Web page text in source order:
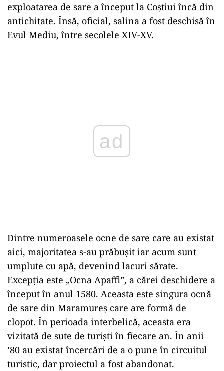
exploatarea de sare a început la Coștiui încă din
antichitate. Însă, oficial, salina a fost deschisă în
Evul Mediu, între secolele XIV-XV.
ad
Dintre numeroasele ocne de sare care au existat
aici, majoritatea s-au prăbușit iar acum sunt
umplute cu apă, devenind lacuri sărate.
Excepția este „Ocna Apaffi”, a cărei deschidere a
început în anul 1580. Aceasta este singura ocnă
de sare din Maramureș care are formă de
clopot. În perioada interbelică, aceasta era
vizitată de sute de turiști în fiecare an. În anii
’80 au existat încercări de a o pune în circuitul
turistic, dar proiectul a fost abandonat.